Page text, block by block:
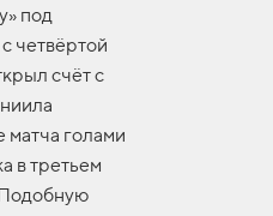
под
четвёртой
счёт с
матча голами
в третьем